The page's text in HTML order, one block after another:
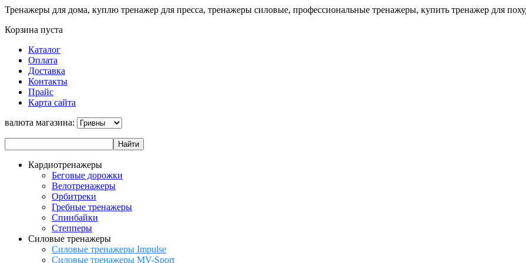
Тренажеры для дома, куплю тренажер для пресса, тренажеры силовые, профессиональные тренажеры, купить тренажер для
Корзина пуста
Каталог
Оплата
Доставка
Контакты
Прайс
Карта сайта
валюта магазина:
Кардиотренажеры
Беговые дорожки
Велотренажеры
Орбитреки
Гребные тренажеры
Спинбайки
Степперы
Силовые тренажеры
Силовые тренажеры Impulse
Силовые тренажеры MV-Sport